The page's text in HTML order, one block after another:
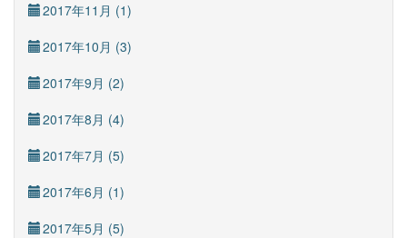
2017年11月 (1)
2017年10月 (3)
2017年9月 (2)
2017年8月 (4)
2017年7月 (5)
2017年6月 (1)
2017年5月 (5)